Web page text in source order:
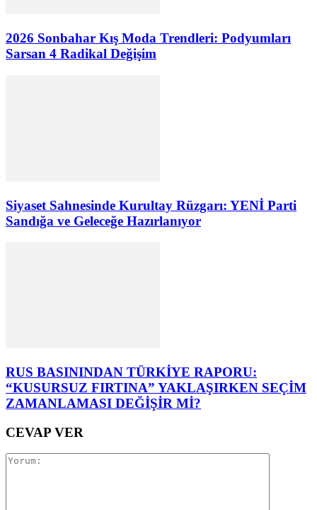
2026 Sonbahar Kış Moda Trendleri: Podyumları
Sarsan 4 Radikal Değişim
Siyaset Sahnesinde Kurultay Rüzgarı: YENİ Parti
Sandığa ve Geleceğe Hazırlanıyor
RUS BASININDAN TÜRKİYE RAPORU:
“KUSURSUZ FIRTINA” YAKLAŞIRKEN SEÇİM
ZAMANLAMASI DEĞİŞİR Mİ?
CEVAP VER